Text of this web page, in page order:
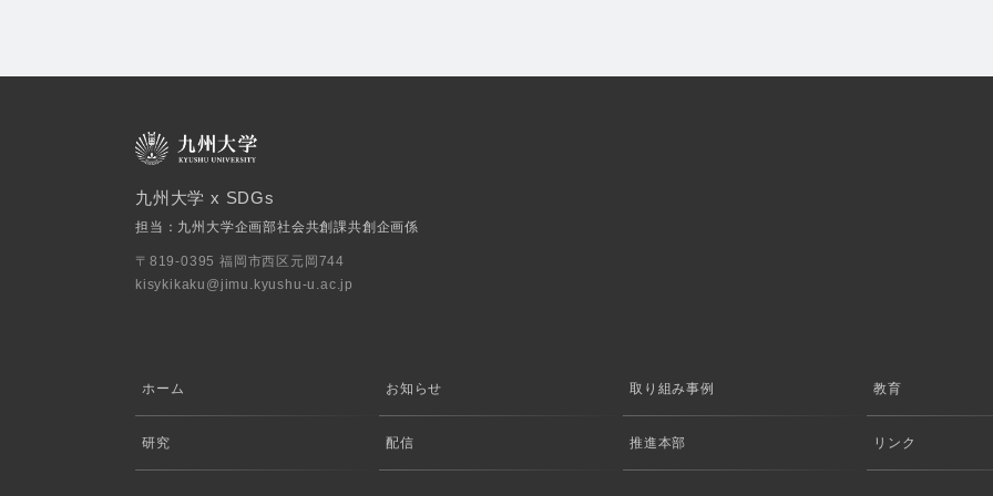
九州大学 x SDGs
担当：九州大学企画部社会共創課共創企画係
〒819-0395 福岡市西区元岡744
kisykikaku@jimu.kyushu-u.ac.jp
ホーム お知らせ 取り組み事例 教育
研究 配信 推進本部 リンク